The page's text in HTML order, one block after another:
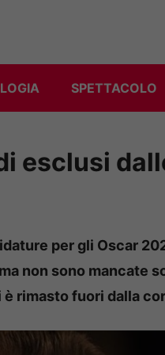
SPETTACOLO
esclusi
per gli Oscar
non sono mancate
rimasto fuori dalla